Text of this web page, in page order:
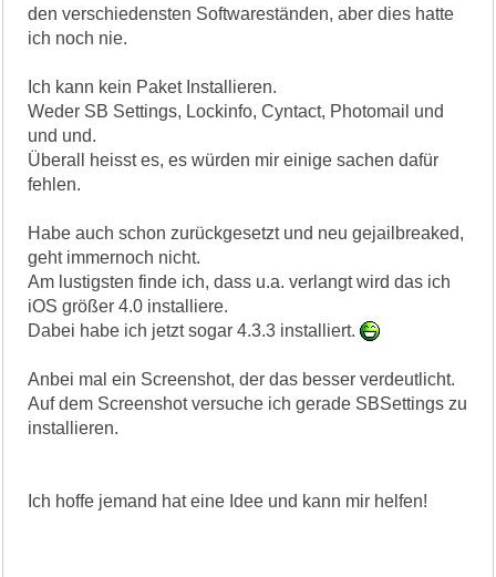
den verschiedensten Softwareständen, aber dies hatte
ich noch nie.
Ich kann kein Paket Installieren.
Weder SB Settings, Lockinfo, Cyntact, Photomail und
und und.
Überall heisst es, es würden mir einige sachen dafür
fehlen.
Habe auch schon zurückgesetzt und neu gejailbreaked,
geht immernoch nicht.
Am lustigsten finde ich, dass u.a. verlangt wird das ich
iOS größer 4.0 installiere.
Dabei habe ich jetzt sogar 4.3.3 installiert.
Anbei mal ein Screenshot, der das besser verdeutlicht.
Auf dem Screenshot versuche ich gerade SBSettings zu
installieren.
Ich hoffe jemand hat eine Idee und kann mir helfen!